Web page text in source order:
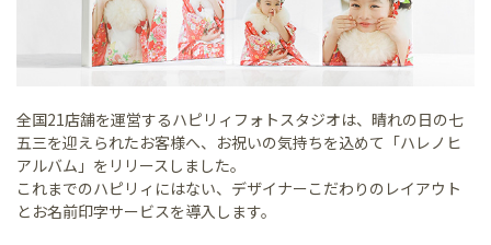
全国21店舗を運営するハピリィフォトスタジオは、晴れの日の七
五三を迎えられたお客様へ、お祝いの気持ちを込めて「ハレノヒ
アルバム」をリリースしました。
これまでのハピリィにはない、デザイナーこだわりのレイアウト
とお名前印字サービスを導入します。